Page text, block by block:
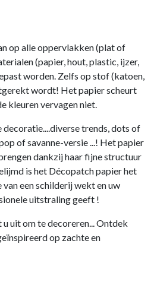
op alle oppervlakken (plat of
(papier, hout, plastic, ijzer,
worden. Zelfs op stof (katoen,
wordt! Het papier scheurt
kleuren vervagen niet.
decoratie....diverse trends, dots of
of savanne-versie ...! Het papier
dankzij haar fijne structuur
is het Décopatch papier het
een schilderij wekt en uw
uitstraling geeft !
uit om te decoreren... Ontdek
op zachte en